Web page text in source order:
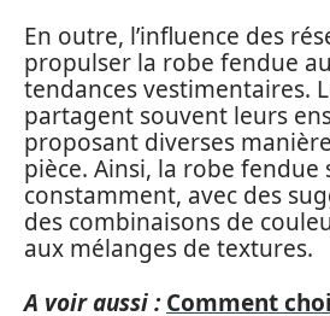
En outre, l’influence des
propulser la robe fendue
tendances vestimentaires.
partagent souvent leurs
proposant diverses
pièce. Ainsi, la robe fendue
constamment, avec des
des combinaisons de
aux mélanges de textures.
A voir aussi : Comment